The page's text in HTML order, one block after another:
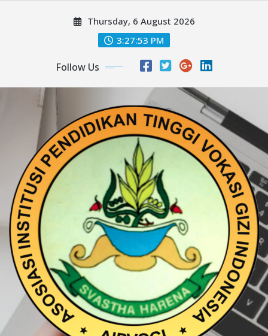
Thursday, 6 August 2026
3:27:54 PM
Follow Us